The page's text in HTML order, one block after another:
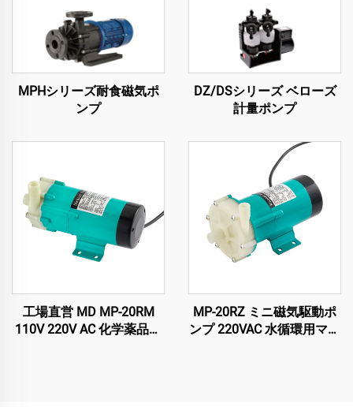
MPHシリーズ耐食磁気ポ
ンプ
DZ/DSシリーズ ベローズ
計量ポンプ
工場直営 MD MP-20RM
110V 220V AC 化学薬品用
MP-20RZ ミニ磁気駆動ポ
ンプ 220VAC 水循環用マグ